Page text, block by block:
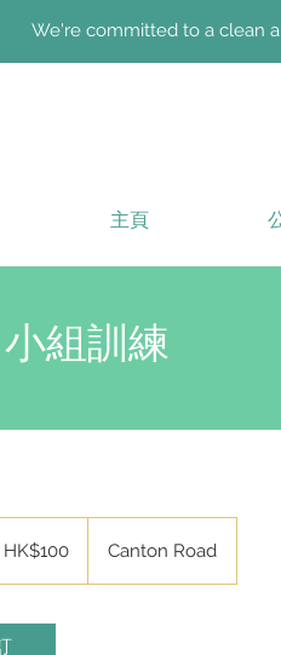
We're committed to a clean
主頁
小組訓練
HK$100 Canton Road